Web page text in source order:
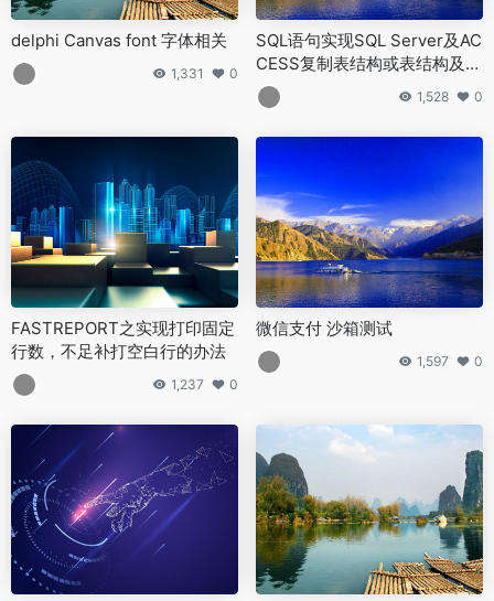
delphi Canvas font 字体相关
1,331 0
SQL语句实现SQL Server及AC
CESS复制表结构或表结构及内
容到新的表
1,528 0
FASTREPORT之实现打印固定
行数，不足补打空白行的办法
1,237 0
微信支付 沙箱测试
1,597 0